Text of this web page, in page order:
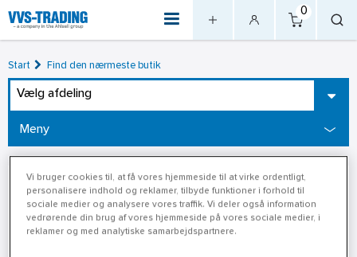
0
Start Find den nærmeste butik
Vælg afdeling
Meny
Vi bruger cookies til, at få vores hjemmeside til at virke ordentligt,
personalisere indhold og reklamer, tilbyde funktioner i forhold til
sociale medier og analysere vores traffik. Vi deler også information
vedrørende din brug af vores hjemmeside på vores sociale medier, i
reklamer og med analytiske samarbejdspartnere.